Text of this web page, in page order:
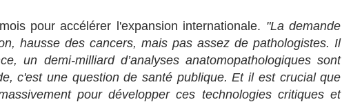
pour accélérer l'expansion internationale. "La demande
hausse des cancers, mais pas assez de pathologistes. Il
un demi-milliard d’analyses anatomopathologiques sont
c'est une question de santé publique. Et il est crucial que
pour développer ces technologies critiques et